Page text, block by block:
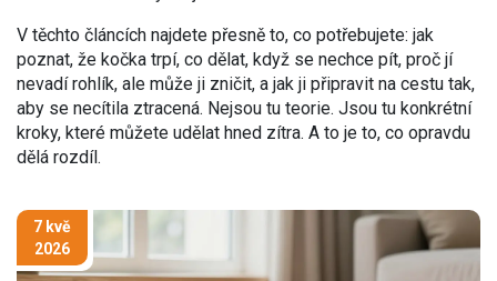
V těchto článcích najdete přesně to, co potřebujete: jak
poznat, že kočka trpí, co dělat, když se nechce pít, proč jí
nevadí rohlík, ale může ji zničit, a jak ji připravit na cestu tak,
aby se necítila ztracená. Nejsou tu teorie. Jsou tu konkrétní
kroky, které můžete udělat hned zítra. A to je to, co opravdu
dělá rozdíl.
7 kvě
2026